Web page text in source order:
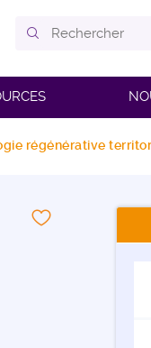
régénérative